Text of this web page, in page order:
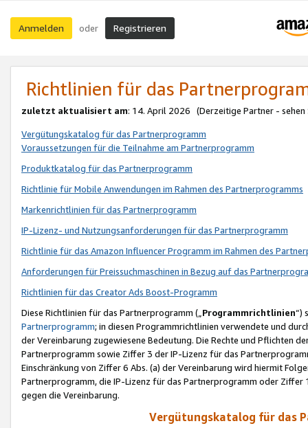
Anmelden oder Registrieren
Richtlinien für das
zuletzt aktualisiert am: 14. April 2026 (Derzeitige Partner - sehen
Vergütungskatalog für das Partnerprogramm
Voraussetzungen für die Teilnahme am Partnerprogramm
Produktkatalog für das Partnerprogramm
Richtlinie für Mobile Anwendungen im Rahmen des Partnerprogramms
Markenrichtlinien für das Partnerprogramm
IP-Lizenz- und Nutzungsanforderungen für das Partnerprogramm
Richtlinie für das Amazon Influencer Programm im Rahmen des
Anforderungen für Preissuchmaschinen in Bezug auf das
Richtlinien für das Creator Ads Boost-Programm
Diese Richtlinien für das Partnerprogramm („Programmrichtlinien“)
Partnerprogramm; in diesen Programmrichtlinien verwendete und
der Vereinbarung zugewiesene Bedeutung. Die Rechte und Pflichten
Partnerprogramm sowie Ziffer 3 der IP-Lizenz für das
Einschränkung von Ziffer 6 Abs. (a) der Vereinbarung wird hiermit
Partnerprogramm, die IP-Lizenz für das Partnerprogramm oder
gegen die Vereinbarung.
Vergütungskatalog für das